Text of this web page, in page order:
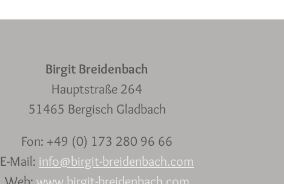
Birgit Breidenbach
Hauptstraße 264
51465 Bergisch Gladbach
Fon: +49 (0) 173 280 96 66
E-Mail: info@birgit-breidenbach.com